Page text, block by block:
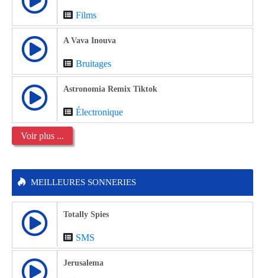
Films
A Vava Inouva
Bruitages
Astronomia Remix Tiktok
Électronique
Voir plus ...
MEILLEURES SONNERIES
Totally Spies
SMS
Jerusalema